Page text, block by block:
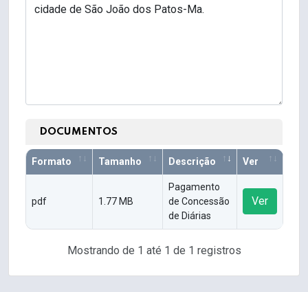
DOCUMENTOS
Formato Tamanho Descrição Ver
pdf 1.77 MB
Pagamento
de Concessão
de Diárias
Ver
Mostrando de 1 até 1 de 1 registros